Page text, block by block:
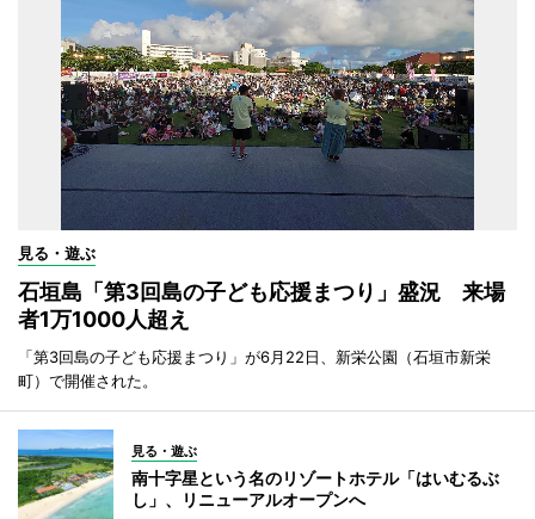
見る・遊ぶ
石垣島「第3回島の子ども応援まつり」盛況 来場
者1万1000人超え
「第3回島の子ども応援まつり」が6月22日、新栄公園（石垣市新栄
町）で開催された。
見る・遊ぶ
南十字星という名のリゾートホテル「はいむるぶ
し」、リニューアルオープンへ